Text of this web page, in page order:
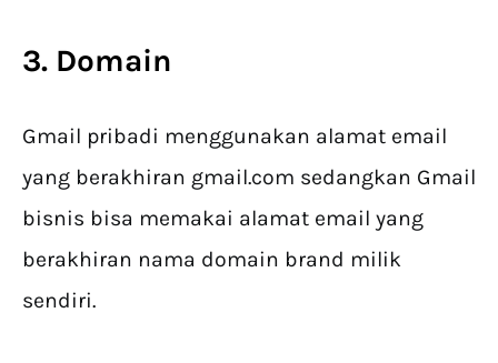
3. Domain
Gmail pribadi menggunakan alamat email
yang berakhiran gmail.com sedangkan Gmail
bisnis bisa memakai alamat email yang
berakhiran nama domain brand milik
sendiri.